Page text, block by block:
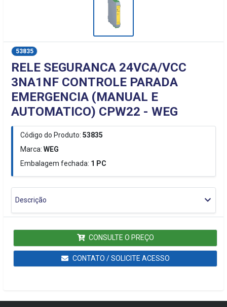
53835
RELE SEGURANCA 24VCA/VCC
3NA1NF CONTROLE PARADA
EMERGENCIA (MANUAL E
AUTOMATICO) CPW22 - WEG
Código do Produto: 53835
Marca:WEG
Embalagem fechada: 1 PC
Descrição
CONSULTE O PREÇO
CONTATO / SOLICITE ACESSO